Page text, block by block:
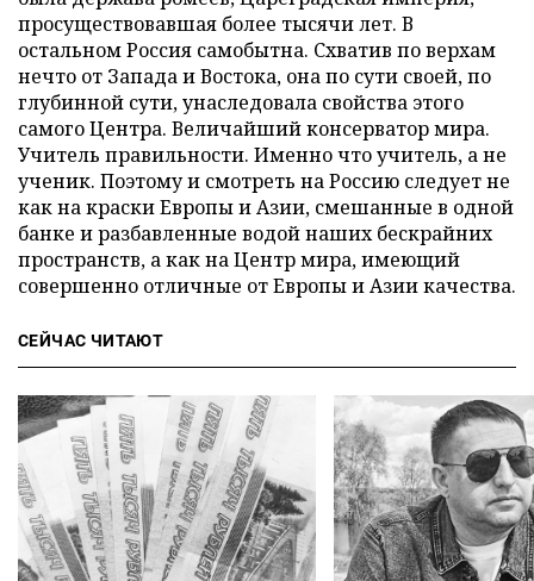
просуществовавшая более тысячи лет. В
остальном Россия самобытна. Схватив по верхам
нечто от Запада и Востока, она по сути своей, по
глубинной сути, унаследовала свойства этого
самого Центра. Величайший консерватор мира.
Учитель правильности. Именно что учитель, а не
ученик. Поэтому и смотреть на Россию следует не
как на краски Европы и Азии, смешанные в одной
банке и разбавленные водой наших бескрайних
пространств, а как на Центр мира, имеющий
совершенно отличные от Европы и Азии качества.
СЕЙЧАС ЧИТАЮТ